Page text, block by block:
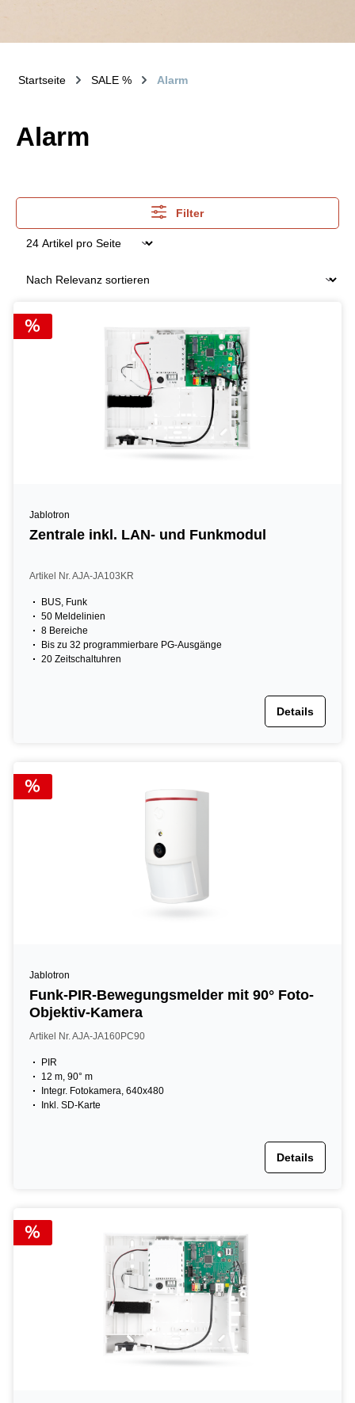
Startseite SALE % Alarm
Alarm
Filter
Jablotron
Zentrale inkl. LAN- und Funkmodul
Artikel Nr. AJA-JA103KR
BUS, Funk
50 Meldelinien
8 Bereiche
Bis zu 32 programmierbare PG-Ausgänge
20 Zeitschaltuhren
Details
Jablotron
Funk-PIR-Bewegungsmelder mit 90° Foto-
Objektiv-Kamera
Artikel Nr. AJA-JA160PC90
PIR
12 m, 90° m
Integr. Fotokamera, 640x480
Inkl. SD-Karte
Details